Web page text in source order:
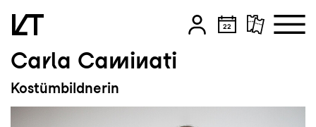
Zum Hauptinhalt springen
Zum Footer springen
Carla Caminati
Kostümbildnerin